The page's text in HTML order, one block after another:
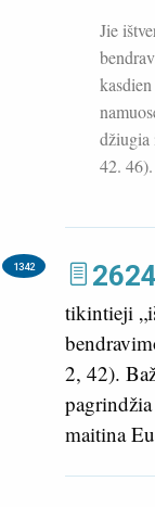
Jie
džiugia
42. 46).
2624
1342
tikintieji
2, 42).
maitina